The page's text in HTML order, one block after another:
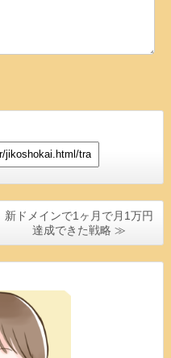
新ドメインで1ヶ月で月1万円
達成できた戦略 ≫